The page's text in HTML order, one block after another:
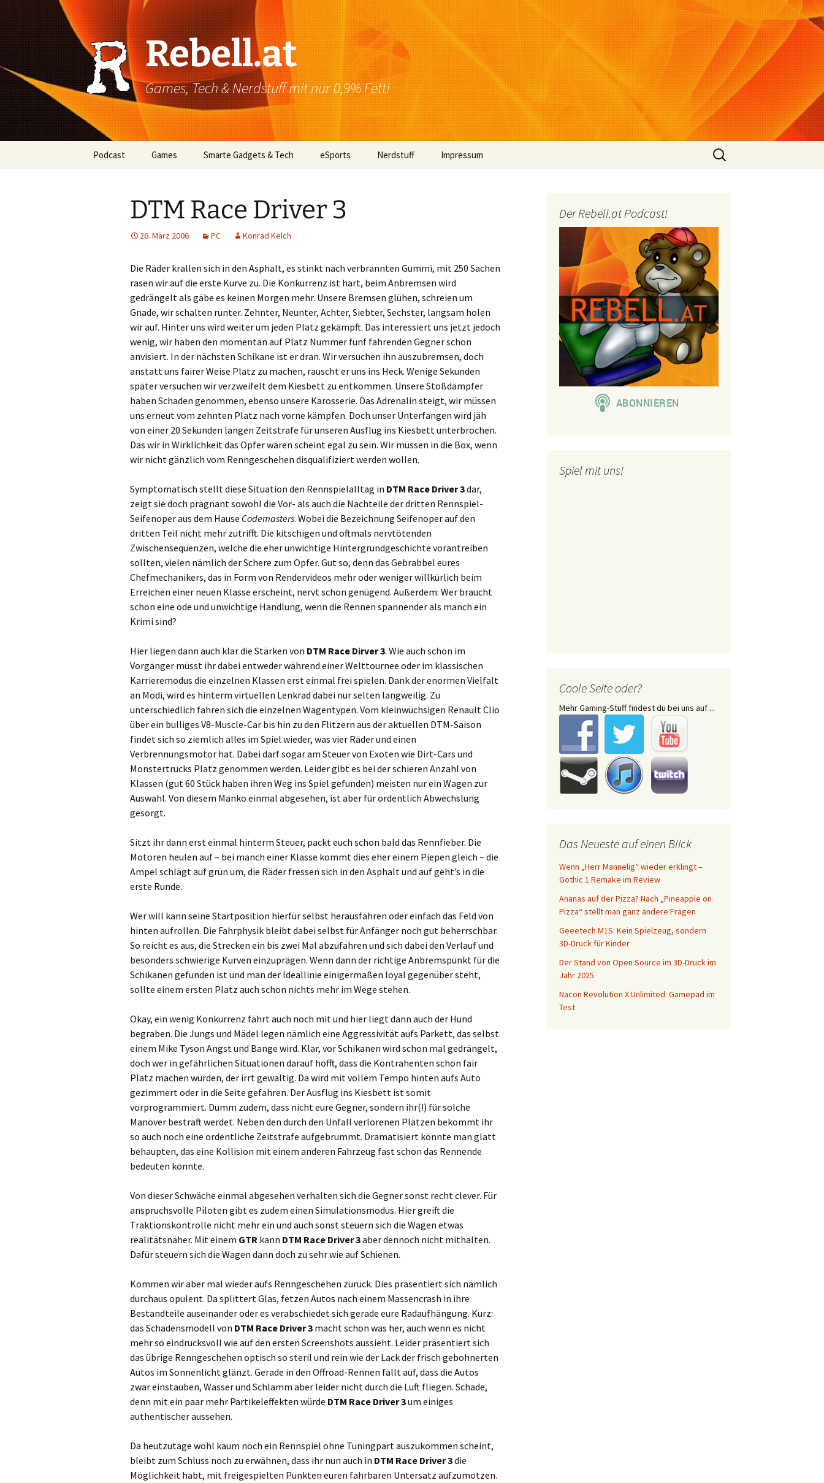
Rebell.at
Games, Tech & Nerdstuff mit nur 0,9% Fett!
Podcast Games
Mac OS
Linux
Browser
Xbox
PlayStation
Mobile
Smarte Gadgets & Tech eSports Nerdstuff Impressum
Suchen
nach:
DTM Race Driver 3
26. März 2006 PC Konrad Kelch
Die Räder krallen sich in den Asphalt, es stinkt nach verbrannten Gummi, mit 250 Sachen
rasen wir auf die erste Kurve zu. Die Konkurrenz ist hart, beim Anbremsen wird
gedrängelt als gäbe es keinen Morgen mehr. Unsere Bremsen glühen, schreien um
Gnade, wir schalten runter. Zehnter, Neunter, Achter, Siebter, Sechster, langsam holen
wir auf. Hinter uns wird weiter um jeden Platz gekämpft. Das interessiert uns jetzt jedoch
wenig, wir haben den momentan auf Platz Nummer fünf fahrenden Gegner schon
anvisiert. In der nächsten Schikane ist er dran. Wir versuchen ihn auszubremsen, doch
anstatt uns fairer Weise Platz zu machen, rauscht er uns ins Heck. Wenige Sekunden
später versuchen wir verzweifelt dem Kiesbett zu entkommen. Unsere Stoßdämpfer
haben Schaden genommen, ebenso unsere Karosserie. Das Adrenalin steigt, wir müssen
uns erneut vom zehnten Platz nach vorne kämpfen. Doch unser Unterfangen wird jäh
von einer 20 Sekunden langen Zeitstrafe für unseren Ausflug ins Kiesbett unterbrochen.
Das wir in Wirklichkeit das Opfer waren scheint egal zu sein. Wir müssen in die Box, wenn
wir nicht gänzlich vom Renngeschehen disqualifiziert werden wollen.
Symptomatisch stellt diese Situation den Rennspielalltag in DTM Race Driver 3dar,
zeigt sie doch prägnant sowohl die Vor- als auch die Nachteile der dritten Rennspiel-
Seifenoper aus dem Hause Codemasters. Wobei die Bezeichnung Seifenoper auf den
dritten Teil nicht mehr zutrifft. Die kitschigen und oftmals nervtötenden
Zwischensequenzen, welche die eher unwichtige Hintergrundgeschichte vorantreiben
sollten, vielen nämlich der Schere zum Opfer. Gut so, denn das Gebrabbel eures
Chefmechanikers, das in Form von Rendervideos mehr oder weniger willkürlich beim
Erreichen einer neuen Klasse erscheint, nervt schon genügend. Außerdem: Wer braucht
schon eine öde und unwichtige Handlung, wenn die Rennen spannender als manch ein
Krimi sind?
Hier liegen dann auch klar die Stärken von DTM Race Dirver 3. Wie auch schon im
Vorgänger müsst ihr dabei entweder während einer Welttournee oder im klassischen
Karrieremodus die einzelnen Klassen erst einmal frei spielen. Dank der enormen Vielfalt
an Modi, wird es hinterm virtuellen Lenkrad dabei nur selten langweilig. Zu
unterschiedlich fahren sich die einzelnen Wagentypen. Vom kleinwüchsigen Renault Clio
über ein bulliges V8-Muscle-Car bis hin zu den Flitzern aus der aktuellen DTM-Saison
findet sich so ziemlich alles im Spiel wieder, was vier Räder und einen
Verbrennungsmotor hat. Dabei darf sogar am Steuer von Exoten wie Dirt-Cars und
Monstertrucks Platz genommen werden. Leider gibt es bei der schieren Anzahl von
Klassen (gut 60 Stück haben ihren Weg ins Spiel gefunden) meisten nur ein Wagen zur
Auswahl. Von diesem Manko einmal abgesehen, ist aber für ordentlich Abwechslung
gesorgt.
Sitzt ihr dann erst einmal hinterm Steuer, packt euch schon bald das Rennfieber. Die
Motoren heulen auf – bei manch einer Klasse kommt dies eher einem Piepen gleich – die
Ampel schlägt auf grün um, die Räder fressen sich in den Asphalt und auf geht’s in die
erste Runde.
Wer will kann seine Startposition hierfür selbst herausfahren oder einfach das Feld von
hinten aufrollen. Die Fahrphysik bleibt dabei selbst für Anfänger noch gut beherrschbar.
So reicht es aus, die Strecken ein bis zwei Mal abzufahren und sich dabei den Verlauf und
besonders schwierige Kurven einzuprägen. Wenn dann der richtige Anbremspunkt für die
Schikanen gefunden ist und man der Ideallinie einigermaßen loyal gegenüber steht,
sollte einem ersten Platz auch schon nichts mehr im Wege stehen.
Okay, ein wenig Konkurrenz fährt auch noch mit und hier liegt dann auch der Hund
begraben. Die Jungs und Mädel legen nämlich eine Aggressivität aufs Parkett, das selbst
einem Mike Tyson Angst und Bange wird. Klar, vor Schikanen wird schon mal gedrängelt,
doch wer in gefährlichen Situationen darauf hofft, dass die Kontrahenten schon fair
Platz machen würden, der irrt gewaltig. Da wird mit vollem Tempo hinten aufs Auto
gezimmert oder in die Seite gefahren. Der Ausflug ins Kiesbett ist somit
vorprogrammiert. Dumm zudem, dass nicht eure Gegner, sondern ihr(!) für solche
Manöver bestraft werdet. Neben den durch den Unfall verlorenen Plätzen bekommt ihr
so auch noch eine ordentliche Zeitstrafe aufgebrummt. Dramatisiert könnte man glatt
behaupten, das eine Kollision mit einem anderen Fahrzeug fast schon das Rennende
bedeuten könnte.
Von dieser Schwäche einmal abgesehen verhalten sich die Gegner sonst recht clever. Für
anspruchsvolle Piloten gibt es zudem einen Simulationsmodus. Hier greift die
Traktionskontrolle nicht mehr ein und auch sonst steuern sich die Wagen etwas
realitätsnäher. Mit einem GTR kann DTM Race Driver 3aber dennoch nicht mithalten.
Dafür steuern sich die Wagen dann doch zu sehr wie auf Schienen.
Kommen wir aber mal wieder aufs Renngeschehen zurück. Dies präsentiert sich nämlich
durchaus opulent. Da splittert Glas, fetzen Autos nach einem Massencrash in ihre
Bestandteile auseinander oder es verabschiedet sich gerade eure Radaufhängung. Kurz:
das Schadensmodell von DTM Race Driver 3 macht schon was her, auch wenn es nicht
mehr so eindrucksvoll wie auf den ersten Screenshots aussieht. Leider präsentiert sich
das übrige Renngeschehen optisch so steril und rein wie der Lack der frisch gebohnerten
Autos im Sonnenlicht glänzt. Gerade in den Offroad-Rennen fällt auf, dass die Autos
zwar einstauben, Wasser und Schlamm aber leider nicht durch die Luft fliegen. Schade,
denn mit ein paar mehr Partikeleffekten würde DTM Race Driver 3um einiges
authentischer aussehen.
Da heutzutage wohl kaum noch ein Rennspiel ohne Tuningpart auszukommen scheint,
bleibt zum Schluss noch zu erwähnen, dass ihr nun auch in DTM Race Driver 3die
Möglichkeit habt, mit freigespielten Punkten euren fahrbaren Untersatz aufzumotzen.
Der Rebell.at Podcast!
Spiel mit uns!
Coole Seite oder?
Mehr Gaming-Stuff findest du bei uns auf ...
Das Neueste auf einen Blick
Wenn „Herr Mannelig“ wieder erklingt –
Gothic 1 Remake im Review
Ananas auf der Pizza? Nach „Pineapple on
Pizza“ stellt man ganz andere Fragen
Geeetech M1S: Kein Spielzeug, sondern
3D-Druck für Kinder
Der Stand von Open Source im 3D-Druck im
Jahr 2025
Nacon Revolution X Unlimited: Gamepad im
Test